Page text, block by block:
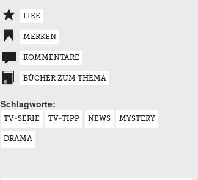
LIKE
MERKEN
KOMMENTARE
BÜCHER ZUM THEMA
Schlagworte:
TV-SERIE TV-TIPP NEWS MYSTERY
DRAMA